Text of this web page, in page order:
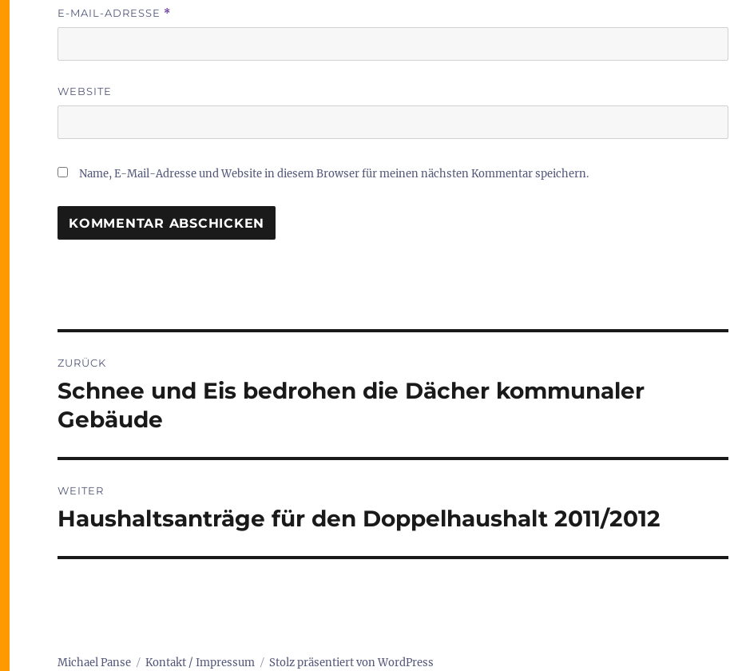
E-MAIL-ADRESSE *
WEBSITE
Name, E-Mail-Adresse und Website in diesem Browser für meinen nächsten Kommentar speichern.
ZURÜCK
Vorheriger
Beitrag:
Schnee und Eis bedrohen die Dächer kommunaler
Gebäude
WEITER
Nächster
Haushaltsanträge für den Doppelhaushalt 2011/2012
Michael Panse Kontakt / Impressum Stolz präsentiert von WordPress